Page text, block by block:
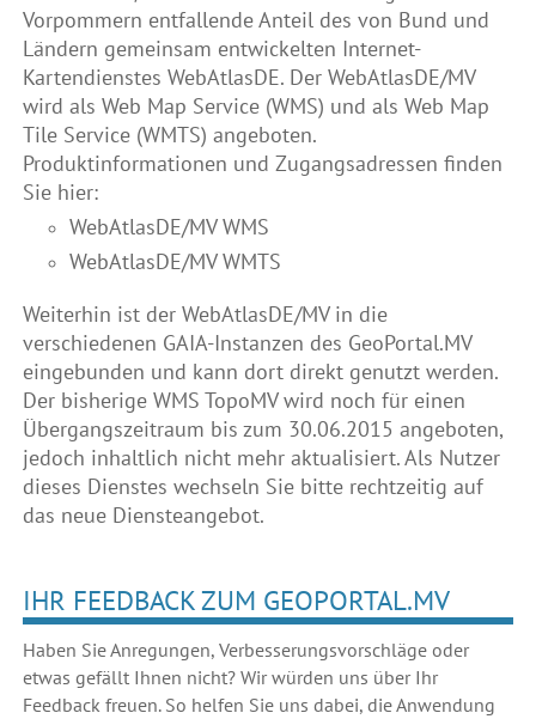
Vorpommern entfallende Anteil des von Bund und
Ländern gemeinsam entwickelten Internet-
Kartendienstes WebAtlasDE. Der WebAtlasDE/MV
wird als Web Map Service (WMS) und als Web Map
Tile Service (WMTS) angeboten.
Produktinformationen und Zugangsadressen finden
Sie hier:
WebAtlasDE/MV WMS
WebAtlasDE/MV WMTS
Weiterhin ist der WebAtlasDE/MV in die
verschiedenen GAIA-Instanzen des GeoPortal.MV
eingebunden und kann dort direkt genutzt werden.
Der bisherige WMS TopoMV wird noch für einen
Übergangszeitraum bis zum 30.06.2015 angeboten,
jedoch inhaltlich nicht mehr aktualisiert. Als Nutzer
dieses Dienstes wechseln Sie bitte rechtzeitig auf
das neue Diensteangebot.
IHR FEEDBACK ZUM GEOPORTAL.MV
Haben Sie Anregungen, Verbesserungsvorschläge oder
etwas gefällt Ihnen nicht? Wir würden uns über Ihr
Feedback freuen. So helfen Sie uns dabei, die Anwendung